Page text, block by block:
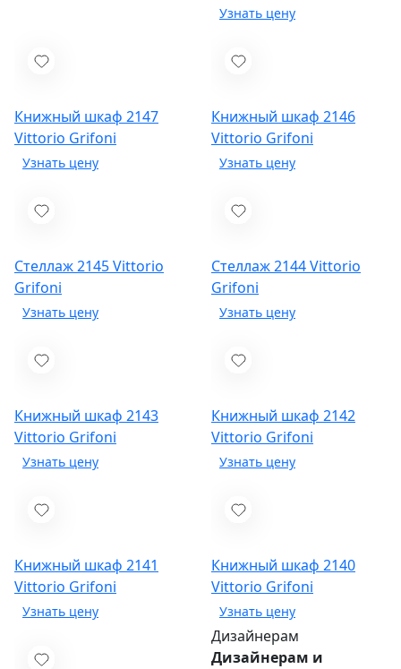
Книжный шкаф 2147
Vittorio Grifoni
Книжный шкаф 2146
Vittorio Grifoni
Стеллаж 2145Vittorio
Grifoni
Стеллаж 2144Vittorio
Grifoni
Книжный шкаф 2143
Vittorio Grifoni
Книжный шкаф 2142
Vittorio Grifoni
Книжный шкаф 2141
Vittorio Grifoni
Книжный шкаф 2140
Vittorio Grifoni
Дизайнерам
Дизайнерам и